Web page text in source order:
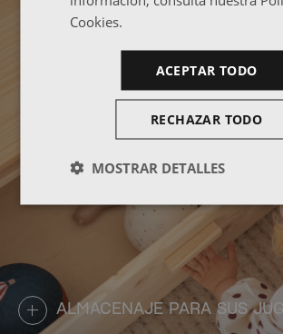
ALMACENAJE PARA SUS
Cookies.
ACEPTAR TODO
RECHAZAR TODO
MOSTRAR DETALLES